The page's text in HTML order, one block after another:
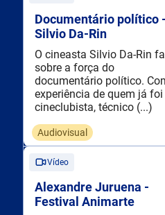
Documentário político -
Silvio Da-Rin
O cineasta Silvio Da-Rin
sobre a força do
documentário político.
experiência de quem já foi
cineclubista, técnico (...)
Audiovisual
Vídeo
Alexandre Juruena -
Festival Animarte